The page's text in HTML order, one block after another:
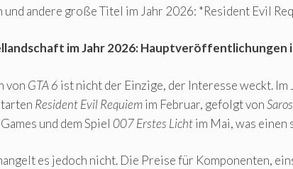
und andere große Titel im Jahr 2026: *Resident Evil
im Jahr 2026: Hauptveröffentlichungen
von GTA 6 ist nicht der Einzige, der Interesse weckt.
Resident Evil Requiemim Februar, gefolgt vonSaros
und dem Spiel 007 Erstes Lichtim Mai, was
es jedoch nicht. Die Preise für Komponenten,